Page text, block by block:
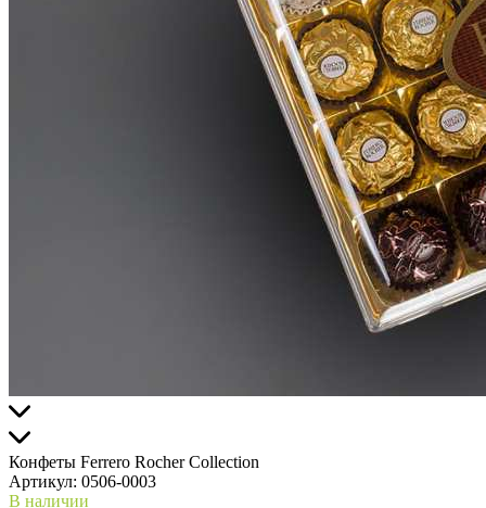
Конфеты Ferrero Rocher Collection
Артикул: 0506-0003
В наличии